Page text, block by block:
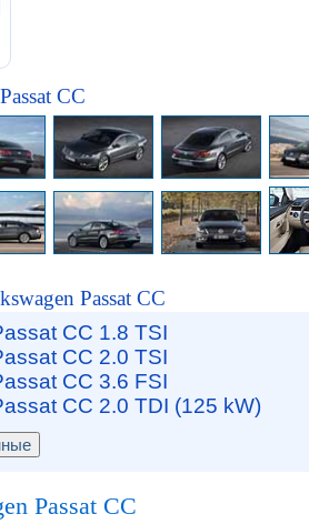
CC
Passat CC
CC 1.8 TSI
CC 2.0 TSI
CC 3.6 FSI
CC 2.0 TDI (125 kW)
Passat CC